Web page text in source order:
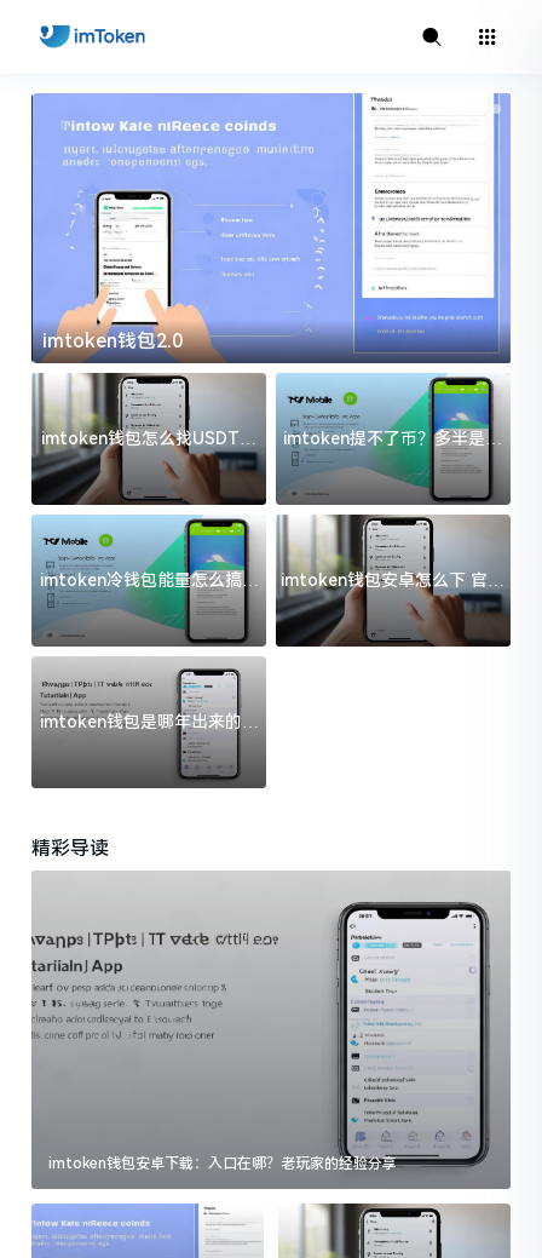
imtoken钱包2.0
imtoken钱包怎么找USDT地
址？三步搞定不踩坑
imtoken提不了币？多半是这
几件事没处理好
imtoken冷钱包能量怎么搞？
过来人告诉你门道
imtoken钱包安卓怎么下 官方
渠道避坑指南
imtoken钱包是哪年出来的？
一文给你说清楚
精彩导读
imtoken钱包安卓下载：入口在哪？老玩家的经验分享